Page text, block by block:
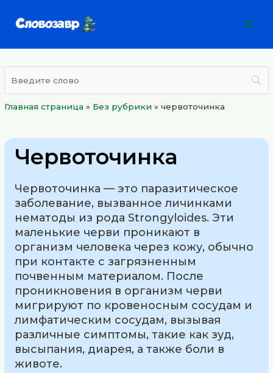
Главная страница » Без рубрики »червоточинка
Червоточинка
Червоточинка — это паразитическое
заболевание, вызванное личинками
нематоды из рода Strongyloides. Эти
маленькие черви проникают в
организм человека через кожу, обычно
при контакте с загрязненным
почвенным материалом. После
проникновения в организм черви
мигрируют по кровеносным сосудам и
лимфатическим сосудам, вызывая
различные симптомы, такие как зуд,
высыпания, диарея, а также боли в
животе.